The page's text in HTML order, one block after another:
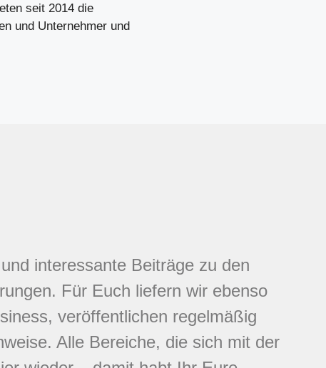
seit 2014 die
und Unternehmer und
interessante Beiträge zu den
Für Euch liefern wir ebenso
veröffentlichen regelmäßig
Alle Bereiche, die sich mit der